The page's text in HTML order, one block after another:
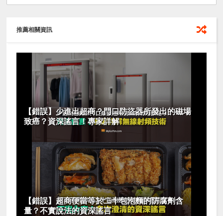
推薦相關資訊
【錯誤】少進出超商？門口防盜器所發出的磁場
致癌？資深謠言！專家詳解
【錯誤】超商便當等於二十包泡麵的防腐劑含
量？不實說法的資深謠言